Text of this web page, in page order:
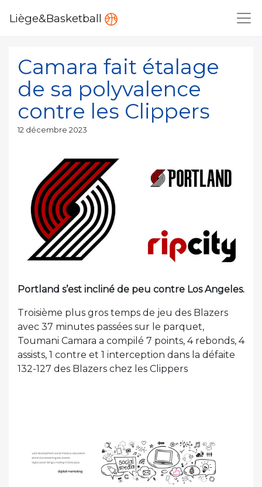
Liège&Basketball
Camara fait étalage
de sa polyvalence
contre les Clippers
Publié
12 décembre 2023
Portland s’est incliné de peu contre Los Angeles.
Troisième plus gros temps de jeu des Blazers
avec 37 minutes passées sur le parquet,
Toumani Camara a compilé 7 points, 4 rebonds, 4
assists, 1 contre et 1 interception dans la défaite
132-127 des Blazers chez les Clippers